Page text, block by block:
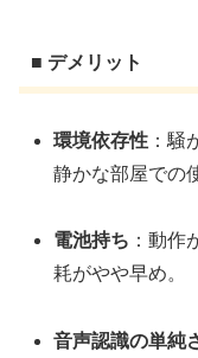
■ デメリット
環境依存性 ：騒
静かな部屋での
電池持ち ：動作
耗がやや早め。
音声認識の単純